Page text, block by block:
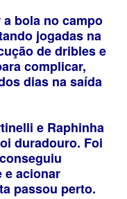
bola no campo
jogadas na
de dribles e
complicar,
dias na saída
e Raphinha
duradouro. Foi
e acionar
passou perto.